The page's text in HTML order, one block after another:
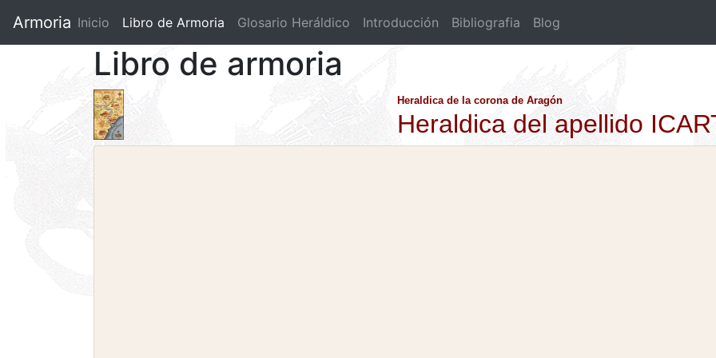
Armoria Inicio Libro de Armoria (current)
Glosario Heráldico Introducción Bibliografia Blog
Libro de armoria
Heraldica de la corona de Aragón
Heraldica del apellido